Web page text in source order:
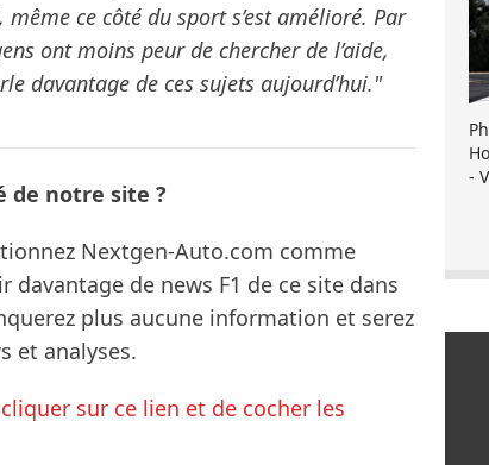
ce côté du sport s’est amélioré. Par
ont moins peur de chercher de l’aide,
davantage de ces sujets aujourd’hui."
de notre site ?
Nextgen-Auto.com comme
de news F1 de ce site dans
plus aucune information et serez
et analyses.
cliquer sur ce lien et de cocher les
-